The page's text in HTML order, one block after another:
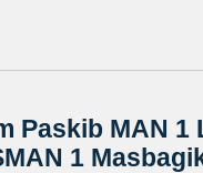
Paskib MAN
1